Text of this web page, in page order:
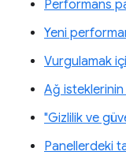
Performans
Yeni
Vurgulamak
Ağ
"Gizlilik ve
Panellerdeki